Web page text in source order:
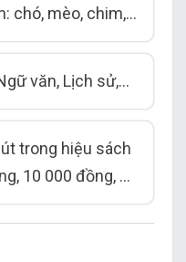
chó, mèo, chim,...
văn, Lịch sử,...
trong hiệu sách
10 000 đồng, ...